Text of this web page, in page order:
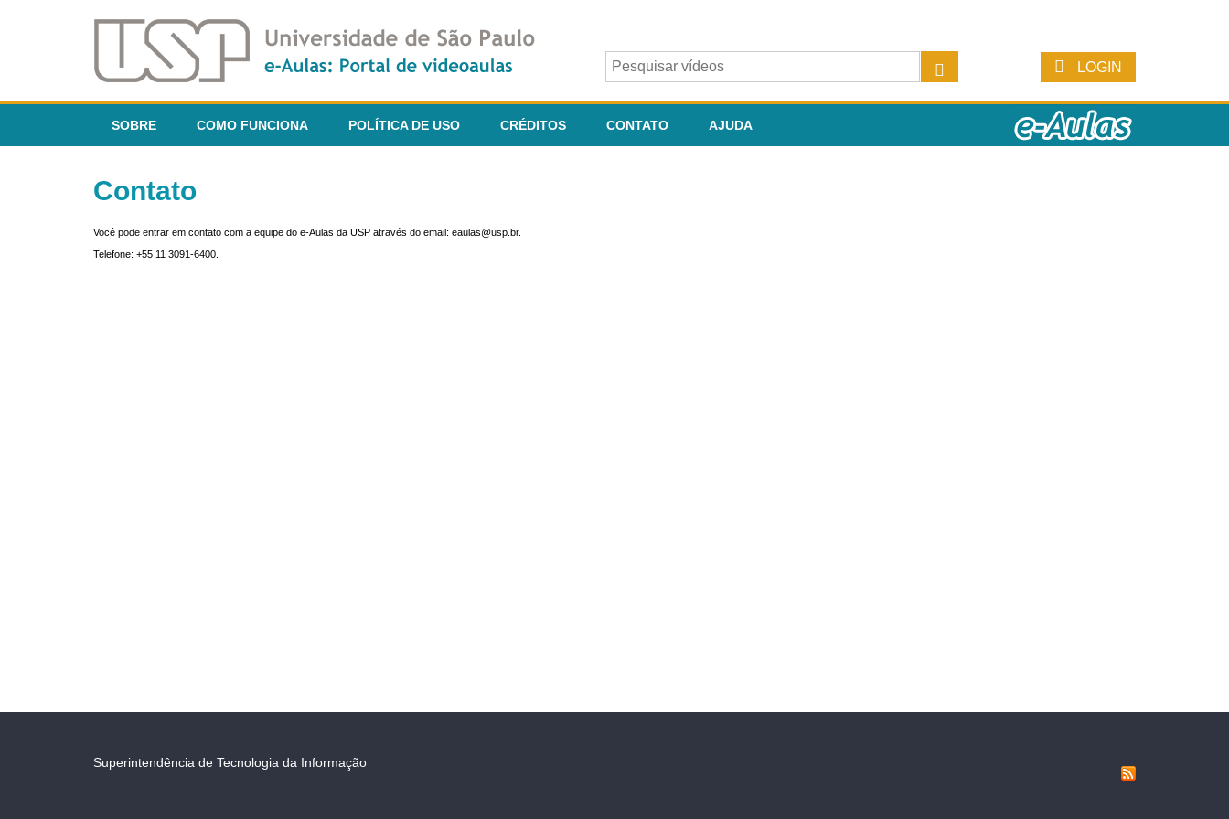
LOGIN
SOBRE COMO FUNCIONA POLÍTICA DE USO CRÉDITOS CONTATO AJUDA
Contato
Você pode entrar em contato com a equipe do e-Aulas da USP através do email: eaulas@usp.br.
Telefone: +55 11 3091-6400.
Superintendência de Tecnologia da Informação